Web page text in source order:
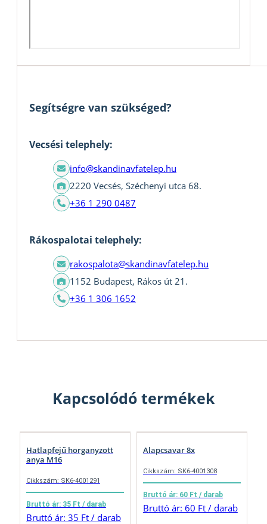
Segítségre van szükséged?
Vecsési telephely:
info@skandinavfatelep.hu
2220 Vecsés, Széchenyi utca 68.
+36 1 290 0487
Rákospalotai telephely:
rakospalota@skandinavfatelep.hu
1152 Budapest, Rákos út 21.
+36 1 306 1652
Kapcsolódó termékek
Hatlapfejű horganyzott
anya M16
Cikkszám: SK6-4001291
Bruttó ár: 35 Ft / darab
Bruttó ár: 35 Ft / darab
Alapcsavar 8x
Cikkszám: SK6-4001308
Bruttó ár: 60 Ft / darab
Bruttó ár: 60 Ft / darab